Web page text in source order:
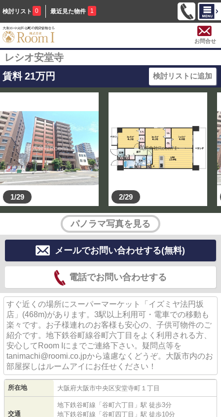
検討リスト 0 最近見た物件 1
お問合せ
レシオ安堂寺
賃料 21万円 検討リストに追加
1/29 2/29
パノラマ写真を見る
メールでお問い合わせする(無料)
電話でお問い合わせする
すぐ近くの場所にスーパーマーケット「イズミヤ法円坂
店」(468m)があります。3駅以上利用可・電車での移動も
楽々です。お子様連れのお客様も安心の、子供可物件のご
紹介です。地下鉄谷町線谷町六丁目をよく利用される方、
安心してRoom Iにまでご連絡下さい。疑問点等を
tanimachi@roomi.co.jpから遠慮なくどうぞ。大阪市内のお
部屋探しはルームアイにお任せください！
所在地 大阪府大阪市中央区安堂寺町 １丁目
交通
地下鉄谷町線 「 谷町六丁目 」駅 徒歩3分
地下鉄谷町線 「 谷町四丁目 」駅 徒歩10分